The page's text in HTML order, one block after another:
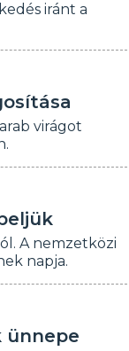
iránt a
virágot
A nemzetközi
napja.
ünnepe